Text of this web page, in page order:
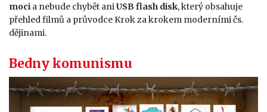
moci a nebude chybět aniUSB flash disk, který obsahuje
přehled filmů a průvodce Krok za krokem moderními čs.
dějinami.
Bedny komunismu